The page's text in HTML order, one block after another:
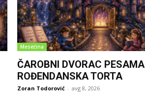
Mesečina
ČAROBNI DVORAC
ROĐENDANSKA TORTA
Zoran Todorović - avg 8, 2026